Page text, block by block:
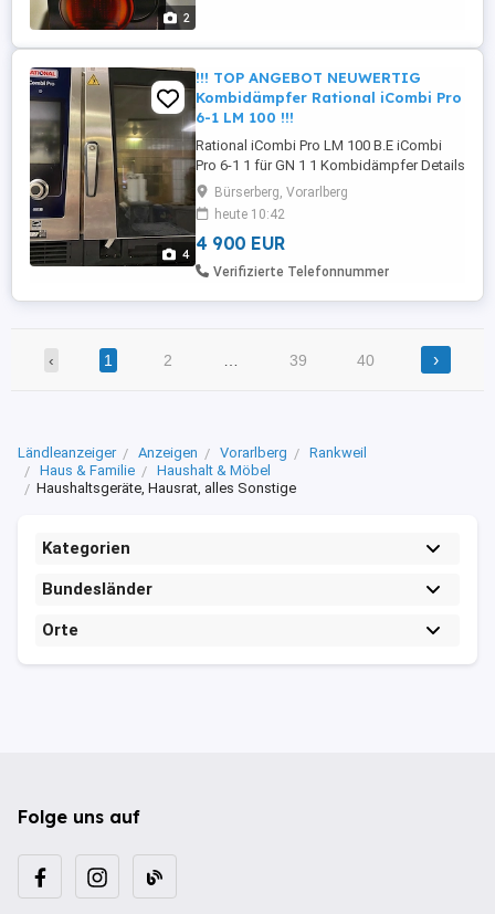
2
4
!!! TOP ANGEBOT NEUWERTIG
Kombidämpfer Rational iCombi Pro
6-1 LM 100 !!!
Rational iCombi Pro LM 100 B.E iCombi
Pro 6-1 1 für GN 1 1 Kombidämpfer Details
siehe Bilder. Kein Versand nur
Selbstabholung (Bürserberg Vorarlberg).
NUR Anfragen per eMail: heikemaurer @
yahoo.com oder Tel.: 0 664 2485245
Kombidämpfer Rational iCombi Pro 6-1
...
Bürserberg, Vorarlberg
heute 10:42
4 900 EUR
Verifizierte Telefonnummer
‹ 1 2 39 40 ›
Ländleanzeiger Anzeigen Vorarlberg
Rankweil
Haus & Familie
Haushalt & Möbel
Haushaltsgeräte, Hausrat, alles Sonstige
Kategorien
Bundesländer
Orte
Folge uns auf